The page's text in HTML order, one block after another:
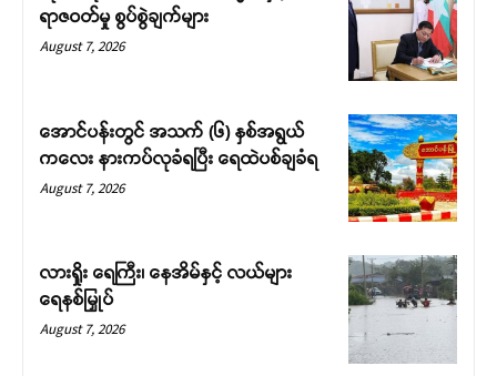
ရာဇဝတ်မှု စွပ်စွဲချက်များ
August 7, 2026
အောင်ပန်းတွင် အသက် (၆) နှစ်အရွယ်
ကလေး နားကပ်လုခံရပြီး ရေထဲပစ်ချခံရ
August 7, 2026
လားရှိုး ရေကြီး၊ နေအိမ်နှင့် လယ်များ
ရေနစ်မြှုပ်
August 7, 2026